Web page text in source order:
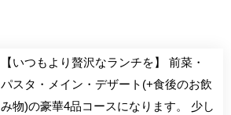
【いつもより贅沢なランチを】 前菜・
パスタ・メイン・デザート(+食後のお飲
み物)の豪華4品コースになります。 少し